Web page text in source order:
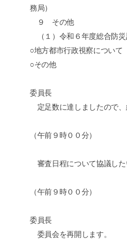
務局）
９ その他
（１）令和６年度総合防
○地方都市行政視察について
○その他
委員長
定足数に達しましたので
（午前９時００分）
審査日程について協議し
（午前９時００分）
委員長
委員会を再開します。